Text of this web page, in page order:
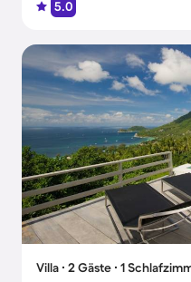
5.0
Villa ∙ 2 Gäste ∙ 1